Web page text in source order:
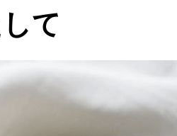
て